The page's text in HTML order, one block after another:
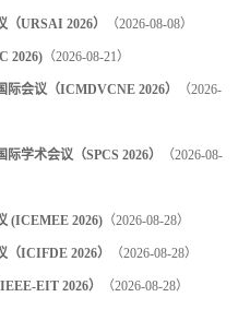
URSAI 2026） （2026-08-08）
2026)（2026-08-21）
会议（ICMDVCNE 2026） （2026-
学术会议（SPCS 2026） （2026-08-
(ICEMEE 2026)（2026-08-28）
ICIFDE 2026） （2026-08-28）
EIT 2026） （2026-08-28）